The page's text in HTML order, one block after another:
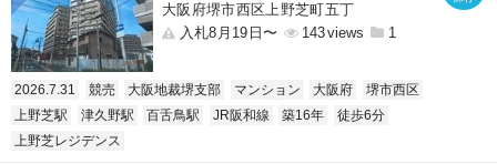
大阪府堺市西区上野芝町五丁
入札8月19日〜
143 1
2026.7.31 競売 大阪地裁堺支部 マンション 大阪府
堺市西区
上野芝駅
津久野駅 百舌鳥駅 JR阪和線 築16年
徒歩6分
上野芝レジデンス